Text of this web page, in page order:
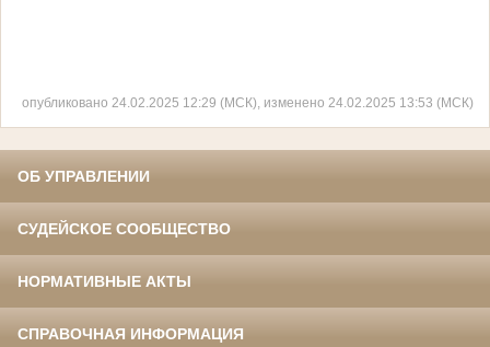
опубликовано 24.02.2025 12:29 (МСК), изменено 24.02.2025 13:53 (МСК)
ОБ УПРАВЛЕНИИ
СУДЕЙСКОЕ СООБЩЕСТВО
НОРМАТИВНЫЕ АКТЫ
СПРАВОЧНАЯ ИНФОРМАЦИЯ